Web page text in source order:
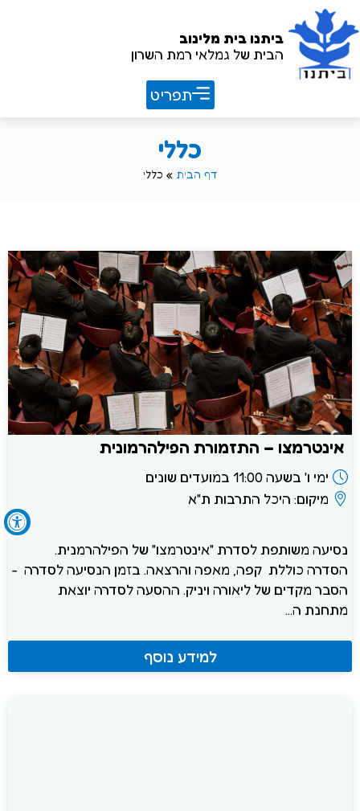
ביתנו בית מלינוב
הבית של גמלאי רמת השרון
כללי
דף הבית » כללי
אינטרמצו – התזמורת הפילהרמונית
ימי ו' בשעה 11:00 במועדים שונים
מיקום: היכל התרבות ת"א
נסיעה משותפת לסדרת "אינטרמצו" של הפילהרמנית.
הסדרה כוללת קפה, מאפה והרצאה. בזמן הנסיעה לסדרה -
הסבר מקדים של ליאורה ויניק. ההסעה לסדרה יוצאת
מתחנת ה...
למידע נוסף